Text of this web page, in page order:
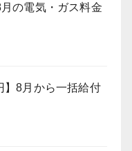
月の電気・ガス料金
】8月から一括給付